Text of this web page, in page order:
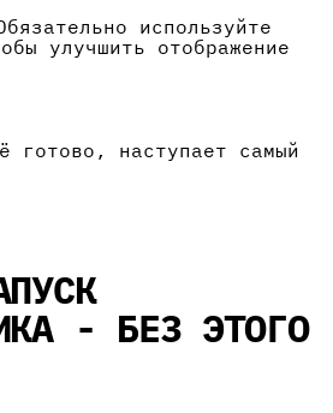
используйте
улучшить отображение
готово, наступает самый
- БЕЗ ЭТОГО